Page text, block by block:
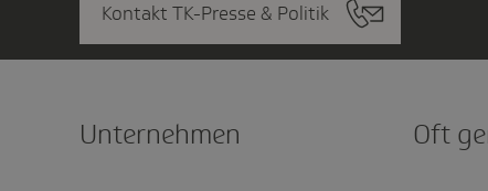
Kontakt TK-Presse & Politik
Unter­nehmen Oft